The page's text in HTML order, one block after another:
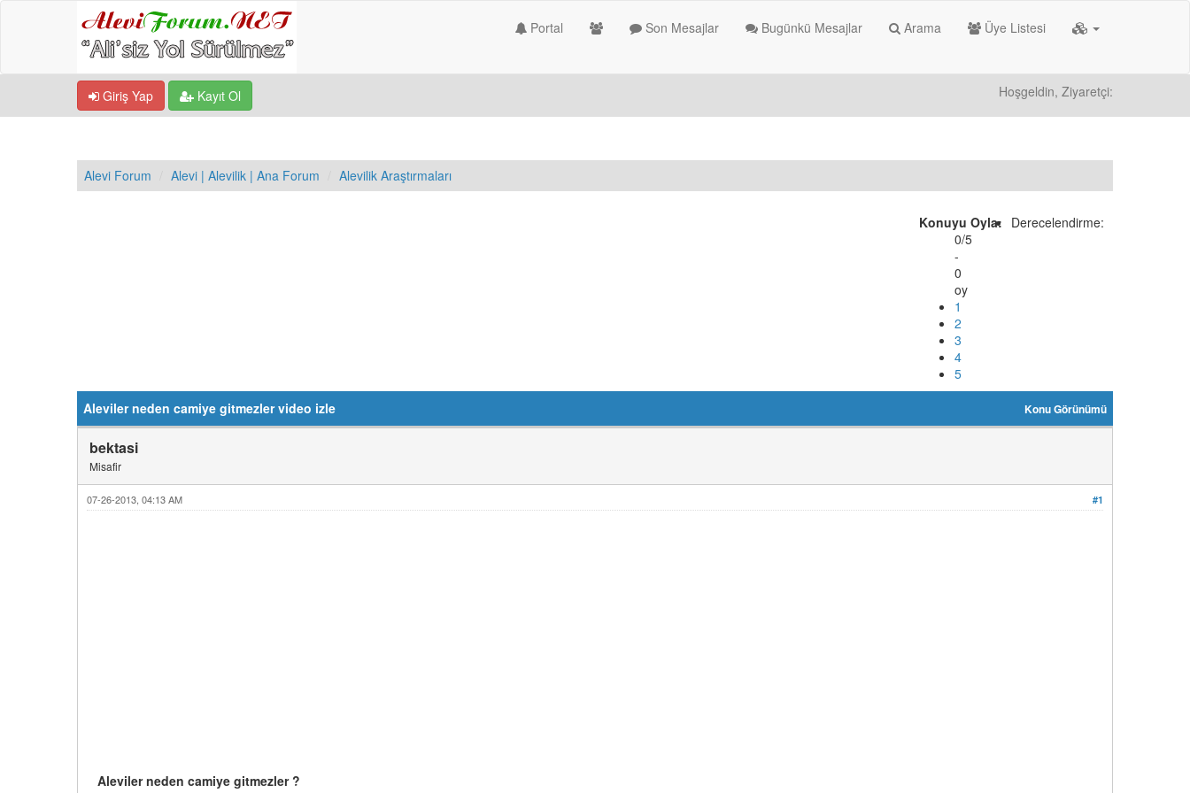
Portal Son Mesajlar Bugünkü Mesajlar Arama Üye Listesi
Giriş Yap Kayıt Ol Hoşgeldin, Ziyaretçi:
Alevi Forum Alevi | Alevilik | Ana Forum Alevilik Araştırmaları
Konuyu Oyla: Derecelendirme:
0/5
-
0
oy
1
2
3
4
5
Konu Görünümü
Aleviler neden camiye gitmezler video izle
bektasi
Misafir
#1
07-26-2013, 04:13 AM
Aleviler neden camiye gitmezler ?